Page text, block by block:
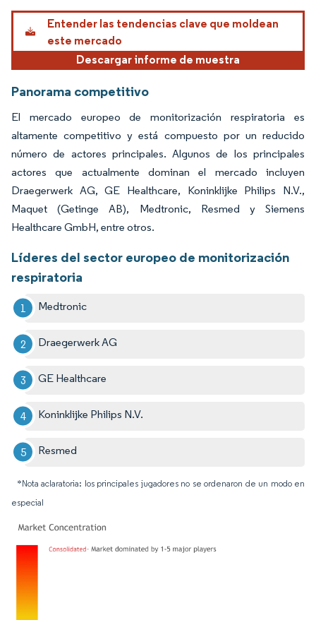
Imagen © Mordor Intelligence. El uso requiere atribución según CC BY 4.0.
Entender las tendencias clave que moldean
este mercado
Descargar informe de muestra
Panorama competitivo
El mercado europeo de monitorización respiratoria es
altamente competitivo y está compuesto por un reducido
número de actores principales. Algunos de los principales
actores que actualmente dominan el mercado incluyen
Draegerwerk AG, GE Healthcare, Koninklijke Philips N.V.,
Maquet (Getinge AB), Medtronic, Resmed y Siemens
Healthcare GmbH, entre otros.
Líderes del sector europeo de monitorización
respiratoria
Medtronic
Draegerwerk AG
GE Healthcare
Koninklijke Philips N.V.
Resmed
*Nota aclaratoria: los principales jugadores no se ordenaron de un modo en
especial